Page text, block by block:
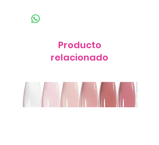
Producto
relacionado